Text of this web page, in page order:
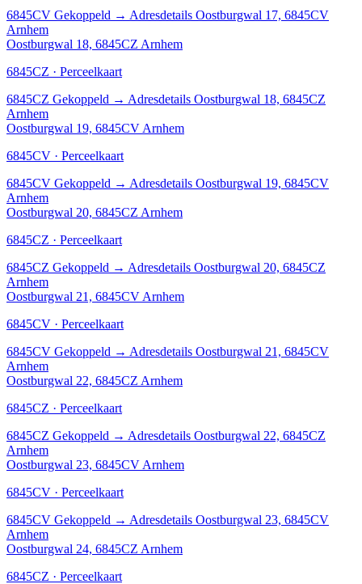
6845CV Gekoppeld → Adresdetails Oostburgwal 17, 6845CV
Arnhem
Oostburgwal 18, 6845CZ Arnhem
6845CZ · Perceelkaart
6845CZ Gekoppeld → Adresdetails Oostburgwal 18, 6845CZ
Arnhem
Oostburgwal 19, 6845CV Arnhem
6845CV · Perceelkaart
6845CV Gekoppeld → Adresdetails Oostburgwal 19, 6845CV
Arnhem
Oostburgwal 20, 6845CZ Arnhem
6845CZ · Perceelkaart
6845CZ Gekoppeld → Adresdetails Oostburgwal 20, 6845CZ
Arnhem
Oostburgwal 21, 6845CV Arnhem
6845CV · Perceelkaart
6845CV Gekoppeld → Adresdetails Oostburgwal 21, 6845CV
Arnhem
Oostburgwal 22, 6845CZ Arnhem
6845CZ · Perceelkaart
6845CZ Gekoppeld → Adresdetails Oostburgwal 22, 6845CZ
Arnhem
Oostburgwal 23, 6845CV Arnhem
6845CV · Perceelkaart
6845CV Gekoppeld → Adresdetails Oostburgwal 23, 6845CV
Arnhem
Oostburgwal 24, 6845CZ Arnhem
6845CZ · Perceelkaart